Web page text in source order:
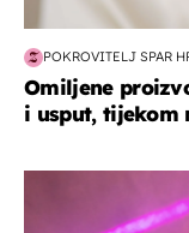
POKROVITELJ SPAR
Omiljene
i usput, tijekom